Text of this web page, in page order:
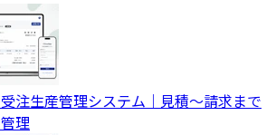
受注生産管理システム｜見積〜請求まで
理